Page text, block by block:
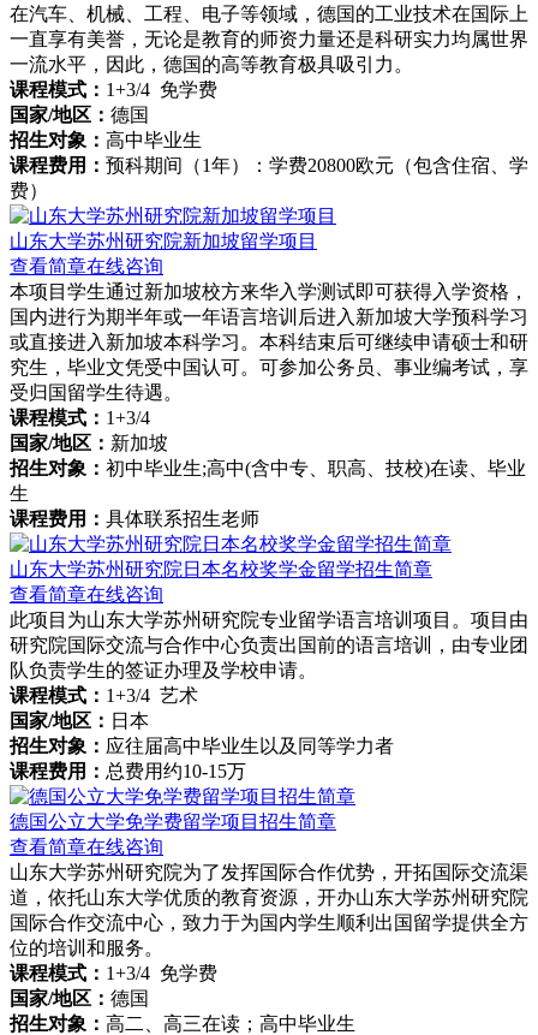
在汽车、机械、工程、电子等领域，德国的工业技术在国际上
一直享有美誉，无论是教育的师资力量还是科研实力均属世界
一流水平，因此，德国的高等教育极具吸引力。
课程模式： 1+3/4 免学费
国家/地区： 德国
招生对象： 高中毕业生
课程费用： 预科期间（1年）：学费20800欧元（包含住宿、学
费）
山东大学苏州研究院新加坡留学项目
查看简章在线咨询
本项目学生通过新加坡校方来华入学测试即可获得入学资格，
国内进行为期半年或一年语言培训后进入新加坡大学预科学习
或直接进入新加坡本科学习。本科结束后可继续申请硕士和研
究生，毕业文凭受中国认可。可参加公务员、事业编考试，享
受归国留学生待遇。
课程模式： 1+3/4
国家/地区： 新加坡
招生对象： 初中毕业生;高中(含中专、职高、技校)在读、毕业
生
课程费用： 具体联系招生老师
山东大学苏州研究院日本名校奖学金留学招生简章
查看简章在线咨询
此项目为山东大学苏州研究院专业留学语言培训项目。项目由
研究院国际交流与合作中心负责出国前的语言培训，由专业团
队负责学生的签证办理及学校申请。
课程模式： 1+3/4 艺术
国家/地区： 日本
招生对象： 应往届高中毕业生以及同等学力者
课程费用： 总费用约10-15万
德国公立大学免学费留学项目招生简章
查看简章在线咨询
山东大学苏州研究院为了发挥国际合作优势，开拓国际交流渠
道，依托山东大学优质的教育资源，开办山东大学苏州研究院
国际合作交流中心，致力于为国内学生顺利出国留学提供全方
位的培训和服务。
课程模式： 1+3/4 免学费
国家/地区： 德国
招生对象： 高二、高三在读；高中毕业生